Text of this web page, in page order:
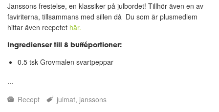
Janssons frestelse, en klassiker på julbordet! Tillhör även en av
faviriterna, tillsammans med sillen då Du som är plusmedlem
hittar även recpetet här.
Ingredienser till 8 bufféportioner:
0.5 tsk Grovmalen svartpeppar
...
Recept
julmat janssons